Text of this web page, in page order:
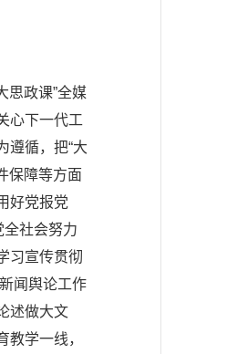
思政课”全媒
心下一代工
遵循，把“大
保障等方面
好党报党
全社会努力
习宣传贯彻
闻舆论工作
述做大文
学一线，